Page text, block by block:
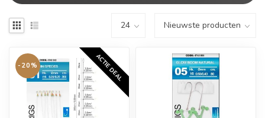
ACTIE DEAL
-20%